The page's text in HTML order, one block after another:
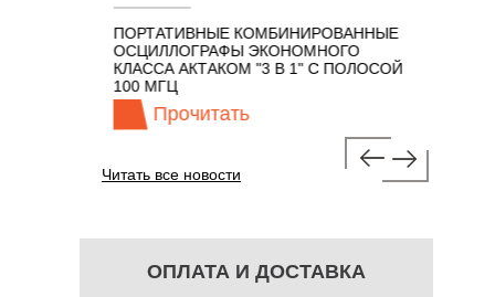
ПОРТАТИВНЫЕ КОМБИНИРОВАННЫЕ
ОСЦИЛЛОГРАФЫ ЭКОНОМНОГО
КЛАССА АКТАКОМ "3 В 1" С ПОЛОСОЙ
100 МГЦ
Прочитать
Читать все новости
ОПЛАТА И ДОСТАВКА